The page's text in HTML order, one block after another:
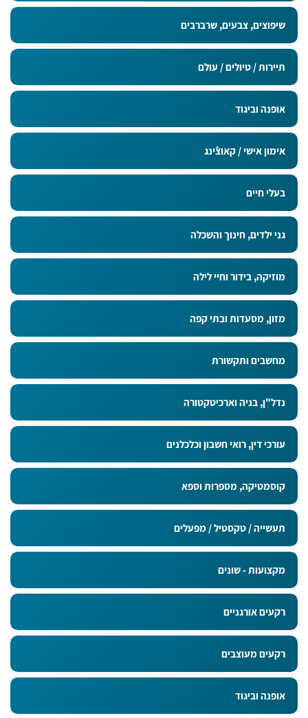
שיפוצים, צבעים, שרברבים
תיירות / טיולים / עולם
אופנה וביגוד
אימון אישי / קאוצ`ינג
בעלי חיים
גני ילדים, חינוך והשכלה
מוזיקה, בידור וחיי לילה
מזון, מסעדות ובתי קפה
מחשבים ותקשורת
נדל"ן, בניה וארכיטקטורה
עורכי דין, רואי חשבון וכלכלנים
קוסמטיקה, מספרות וספא
תעשייה / טקסטיל / מפעלים
מקצועות - שונים
רקעים אורגניים
רקעים מעוצבים
אופנה וביגוד